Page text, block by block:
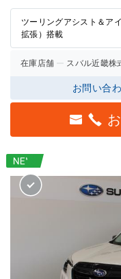
ツーリングアシスト＆ア
拡張）搭載
在庫店舗 スバル近畿
お問い合